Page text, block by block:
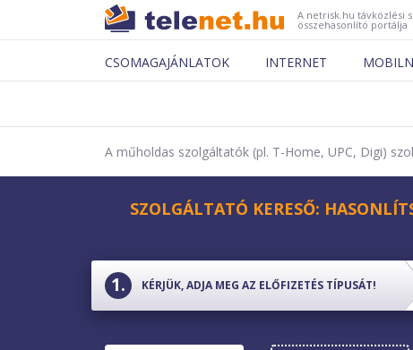
A netrisk.hu távközlési
összehasonlító portálja
CSOMAGAJÁNLATOK INTERNET
A műholdas szolgáltatók (pl. T-Home, UPC, Digi)
SZOLGÁLTATÓ KERESŐ:
KÉRJÜK, ADJA MEG AZ ELŐFIZETÉS TÍPUSÁT!